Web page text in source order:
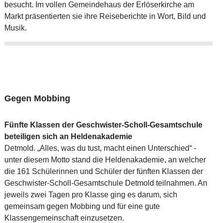
besucht. Im vollen Gemeindehaus der Erlöserkirche am
Markt präsentierten sie ihre Reiseberichte in Wort, Bild und
Musik.
Gegen Mobbing
Fünfte Klassen der Geschwister-Scholl-Gesamtschule
beteiligen sich an Heldenakademie
Detmold. „Alles, was du tust, macht einen Unterschied“ -
unter diesem Motto stand die Heldenakademie, an welcher
die 161 Schülerinnen und Schüler der fünften Klassen der
Geschwister-Scholl-Gesamtschule Detmold teilnahmen. An
jeweils zwei Tagen pro Klasse ging es darum, sich
gemeinsam gegen Mobbing und für eine gute
Klassengemeinschaft einzusetzen.